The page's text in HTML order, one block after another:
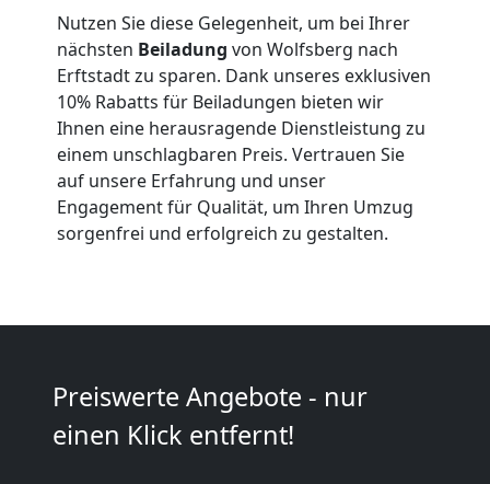
Nutzen Sie diese Gelegenheit, um bei Ihrer
nächsten Beiladung von Wolfsberg nach
Erftstadt zu sparen. Dank unseres exklusiven
10% Rabatts für Beiladungen bieten wir
Ihnen eine herausragende Dienstleistung zu
einem unschlagbaren Preis. Vertrauen Sie
auf unsere Erfahrung und unser
Engagement für Qualität, um Ihren Umzug
sorgenfrei und erfolgreich zu gestalten.
Preiswerte Angebote - nur
einen Klick entfernt!
Wolfsberg
Anfrage
Möbeltransport
National
Möbeltransport
International
Beiladung